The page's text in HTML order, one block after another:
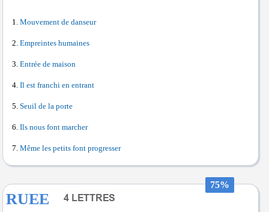
Mouvement de danseur
Empreintes humaines
Entrée de maison
Il est franchi en entrant
Seuil de la porte
Ils nous font marcher
Même les petits font progresser
75%
RUEE